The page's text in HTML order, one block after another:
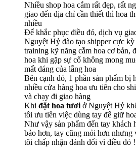
Nhiều shop hoa cắm rất đẹp, rất
giao đến địa chỉ cần thiết thì hoa
nhiều
Để khắc phục điều đó, dịch vụ
Nguyệt Hỷ đào tạo shipper cực
training kỹ năng cắm hoa cơ bản,
hoa khi gặp sự cố không mong
mất dáng của lẵng hoa
Bên cạnh đó, 1 phần sản phẩm bị
nhiều cửa hàng hoa ưu tiên cho
và chạy đi giao hàng
Khi đặt hoa tươi ở Nguyệt Hỷ
tôi ưu tiên việc dùng tay để giữ
Như vậy sản phẩm đến tay khách
bảo hơn, tay cũng mỏi hơn nhưng
tôi chấp nhận đánh đổi vì điều đó !